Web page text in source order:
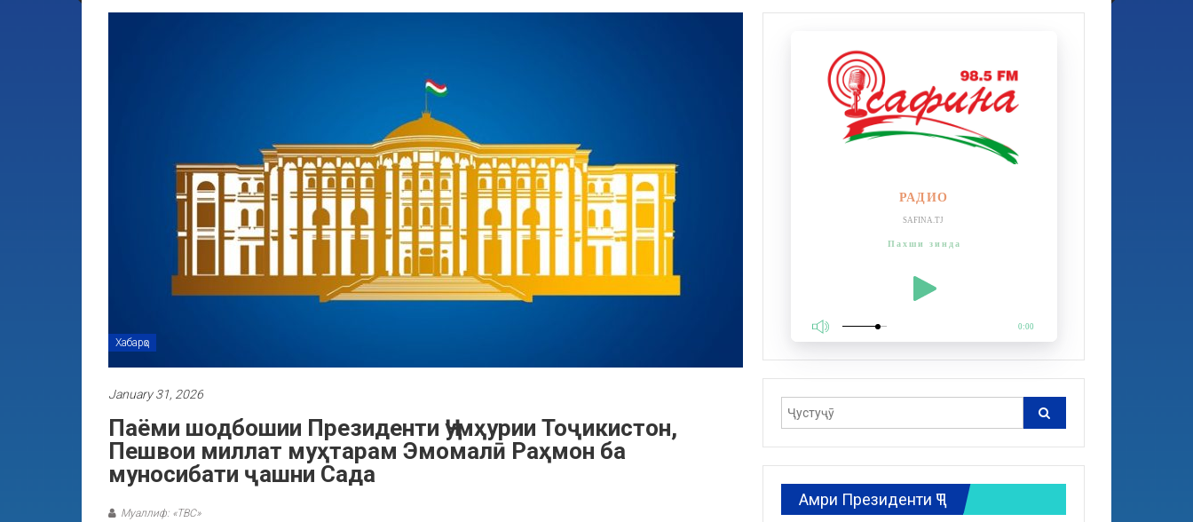
Хабарҳо
January 31, 2026
Паёми шодбошии Президенти Ҷумҳурии Тоҷикистон,
Пешвои миллат муҳтарам Эмомалӣ Раҳмон ба
муносибати ҷашни Сада
Муаллиф: «ТВС»
РАДИО
SAFINA.TJ
Пахши зинда
0:00
Амри Президенти ҶТ